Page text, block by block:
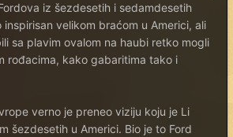
iz šezdesetih i sedamdesetih
velikom braćom u Americi, ali
sa plavim ovalom na haubi retko mogli
rođacima, kako gabaritima tako i
verno je preneo viziju koju je Li
šezdesetih u Americi. Bio je to Ford